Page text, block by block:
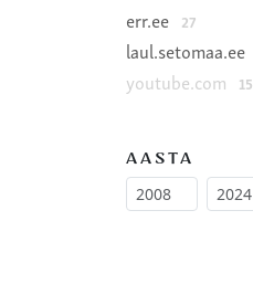
err.ee 27
laul.setomaa.ee
youtube.com 15
AASTA